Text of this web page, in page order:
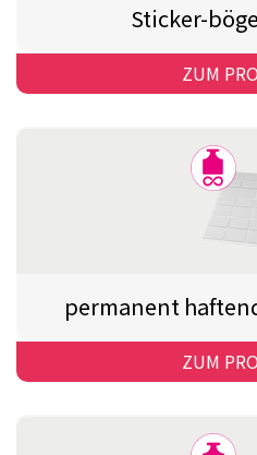
Sticker-
ZUM
permanent
ZUM